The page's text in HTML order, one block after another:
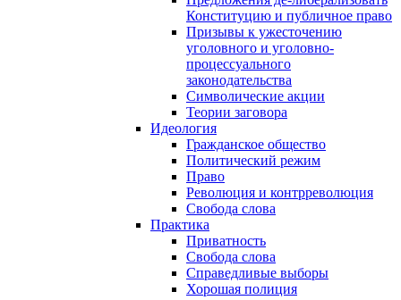
Конституцию и публичное право
Призывы к ужесточению
уголовного и уголовно-
процессуального
законодательства
Символические акции
Теории заговора
Идеология
Гражданское общество
Политический режим
Право
Революция и контрреволюция
Свобода слова
Практика
Приватность
Свобода слова
Справедливые выборы
Хорошая полиция